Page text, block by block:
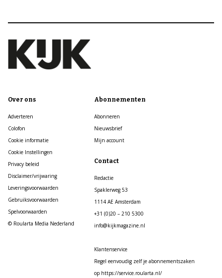
Over ons
Adverteren
Colofon
Cookie informatie
Cookie Instellingen
Privacy beleid
Disclaimer/vrijwaring
Leveringsvoorwaarden
Gebruiksvoorwaarden
Spelvoorwaarden
© Roularta Media Nederland
Abonnementen
Abonneren
Nieuwsbrief
Mijn account
Contact
Redactie
Spaklerweg 53
1114 AE Amsterdam
+31 (0)20 – 210 5300
info@kijkmagazine.nl
Klantenservice
Regel eenvoudig zelf je abonnementszaken
op https://service.roularta.nl/